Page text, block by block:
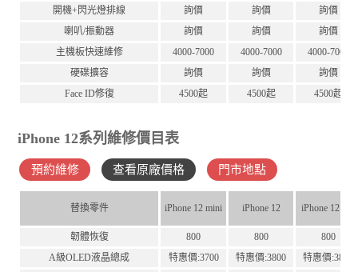
開機+閃光燈排線
詢價 詢價
詢價
喇叭/振動器
詢價 詢價
詢價
主機板快速維修
4000-7000 4000-7000
4000-7000
硬碟擴容
詢價 詢價
詢價
Face ID修復
4500起 4500起 4500起
iPhone 12系列維修價目表
預約維修 查看原廠價格 門市地點
替換零件 iPhone 12 mini iPhone 12 iPhone 12 Pro
韌體恢復 800 800
800
A級OLED液晶總成
特惠價:3700 特惠價:3800
特惠價:3800